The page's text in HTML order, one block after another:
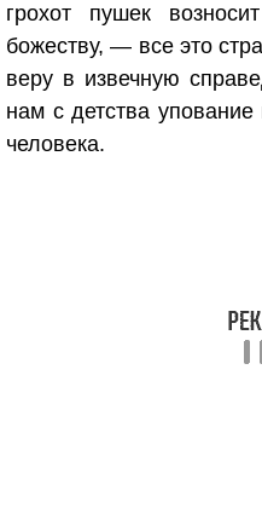
грохот пушек
божеству, — все это
веру в извечную
нам с детства
человека.